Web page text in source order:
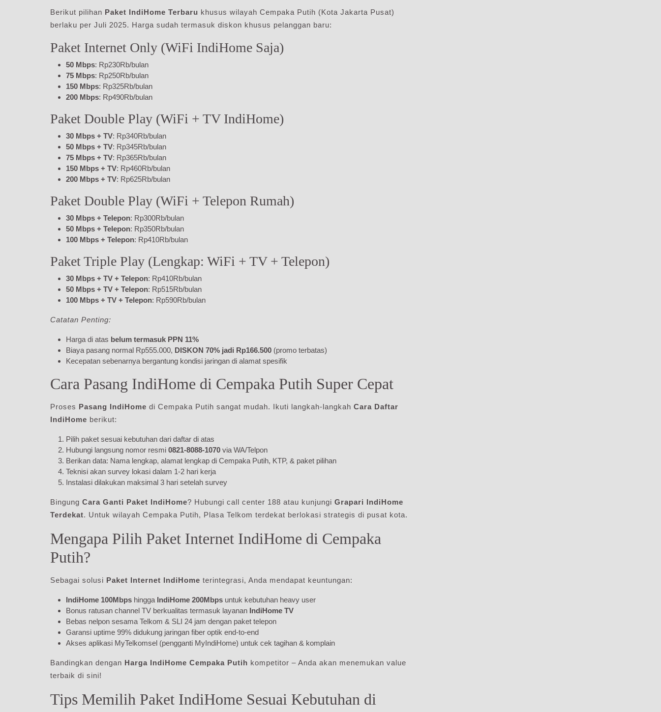
Berikut pilihan Paket IndiHome Terbaru khusus wilayah Cempaka Putih (Kota Jakarta Pusat)
berlaku per Juli 2025. Harga sudah termasuk diskon khusus pelanggan baru:
Paket Internet Only (WiFi IndiHome Saja)
50 Mbps: Rp230Rb/bulan
75 Mbps: Rp250Rb/bulan
150 Mbps: Rp325Rb/bulan
200 Mbps: Rp490Rb/bulan
Paket Double Play (WiFi + TV IndiHome)
30 Mbps + TV: Rp340Rb/bulan
50 Mbps + TV: Rp345Rb/bulan
75 Mbps + TV: Rp365Rb/bulan
150 Mbps + TV: Rp460Rb/bulan
200 Mbps + TV: Rp625Rb/bulan
Paket Double Play (WiFi + Telepon Rumah)
30 Mbps + Telepon: Rp300Rb/bulan
50 Mbps + Telepon: Rp350Rb/bulan
100 Mbps + Telepon: Rp410Rb/bulan
Paket Triple Play (Lengkap: WiFi + TV + Telepon)
30 Mbps + TV + Telepon: Rp410Rb/bulan
50 Mbps + TV + Telepon: Rp515Rb/bulan
100 Mbps + TV + Telepon: Rp590Rb/bulan
Catatan Penting:
Harga di atas belum termasuk PPN 11%
Biaya pasang normal Rp555.000, DISKON 70% jadi Rp166.500 (promo terbatas)
Kecepatan sebenarnya bergantung kondisi jaringan di alamat spesifik
Cara Pasang IndiHome di Cempaka Putih Super Cepat
Proses Pasang IndiHome di Cempaka Putih sangat mudah. Ikuti langkah-langkah Cara Daftar
IndiHome berikut:
Pilih paket sesuai kebutuhan dari daftar di atas
Hubungi langsung nomor resmi 0821-8088-1070 via WA/Telpon
Berikan data: Nama lengkap, alamat lengkap di Cempaka Putih, KTP, & paket pilihan
Teknisi akan survey lokasi dalam 1-2 hari kerja
Instalasi dilakukan maksimal 3 hari setelah survey
Bingung Cara Ganti Paket IndiHome? Hubungi call center 188 atau kunjungi Grapari IndiHome
Terdekat. Untuk wilayah Cempaka Putih, Plasa Telkom terdekat berlokasi strategis di pusat kota.
Mengapa Pilih Paket Internet IndiHome di Cempaka
Putih?
Sebagai solusi Paket Internet IndiHome terintegrasi, Anda mendapat keuntungan:
IndiHome 100Mbps hingga IndiHome 200Mbps untuk kebutuhan heavy user
Bonus ratusan channel TV berkualitas termasuk layanan IndiHome TV
Bebas nelpon sesama Telkom & SLI 24 jam dengan paket telepon
Garansi uptime 99% didukung jaringan fiber optik end-to-end
Akses aplikasi MyTelkomsel (pengganti MyIndiHome) untuk cek tagihan & komplain
Bandingkan dengan Harga IndiHome Cempaka Putih kompetitor – Anda akan menemukan value
terbaik di sini!
Tips Memilih Paket IndiHome Sesuai Kebutuhan di